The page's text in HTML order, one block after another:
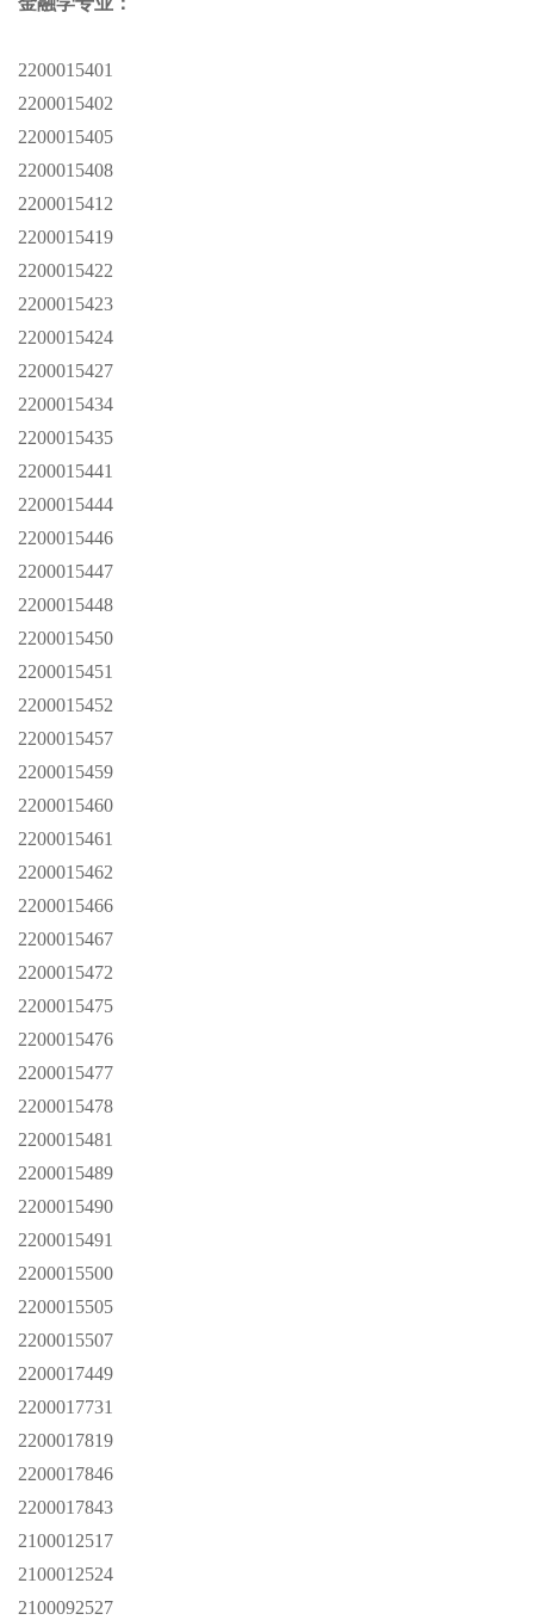
2200015401
2200015402
2200015405
2200015408
2200015412
2200015419
2200015422
2200015423
2200015424
2200015427
2200015434
2200015435
2200015441
2200015444
2200015446
2200015447
2200015448
2200015450
2200015451
2200015452
2200015457
2200015459
2200015460
2200015461
2200015462
2200015466
2200015467
2200015472
2200015475
2200015476
2200015477
2200015478
2200015481
2200015489
2200015490
2200015491
2200015500
2200015505
2200015507
2200017449
2200017731
2200017819
2200017846
2200017843
2100012517
2100012524
2100092527